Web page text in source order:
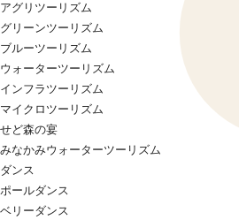
アグリツーリズム
グリーンツーリズム
ブルーツーリズム
ウォーターツーリズム
インフラツーリズム
マイクロツーリズム
せど森の宴
みなかみウォーターツーリズム
ダンス
ポールダンス
ベリーダンス